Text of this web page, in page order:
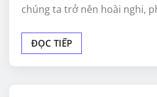
chúng ta trở nên hoài nghi,
ĐỌC TIẾP